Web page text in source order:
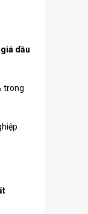
dầu
trong